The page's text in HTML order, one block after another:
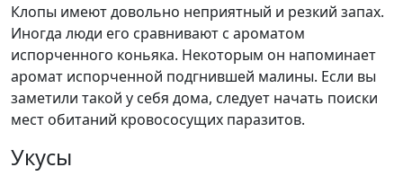
Клопы имеют довольно неприятный и резкий запах.
Иногда люди его сравнивают с ароматом
испорченного коньяка. Некоторым он напоминает
аромат испорченной подгнившей малины. Если вы
заметили такой у себя дома, следует начать поиски
мест обитаний кровососущих паразитов.
Укусы